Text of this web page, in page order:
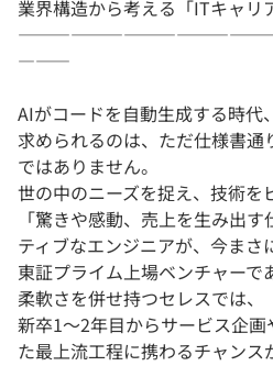
業界構造から考える「ITキャリ
―――
AIがコードを自動生成する時代
求められるのは、ただ仕様書
ではありません。
世の中のニーズを捉え、技術を
「驚きや感動、売上を生み出
ティブなエンジニアが、今まさ
東証プライム上場ベンチャーで
柔軟さを併せ持つセレスでは、
新卒1〜2年目からサービス企
た最上流工程に携わるチャンス